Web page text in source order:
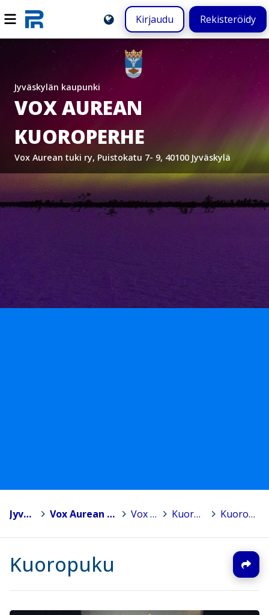
Kirjaudu Rekisteröidy
Jyväskylän kaupunki
VOX AUREAN
KUOROPERHE
Vox Aurean tuki ry, Puistokatu 7- 9, 40100 Jyväskylä
Jyväskylä > Vox Aurean kuoroperhe Vox Aurea > Kuorolaiselle > Kuoropuku
Kuoropuku